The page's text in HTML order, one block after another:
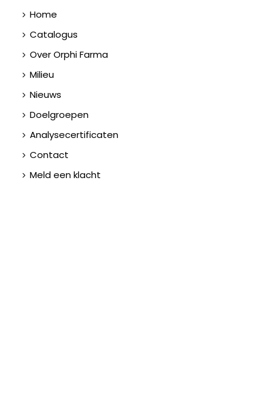
Home
Catalogus
Over Orphi Farma
Milieu
Nieuws
Doelgroepen
Analysecertificaten
Contact
Meld een klacht